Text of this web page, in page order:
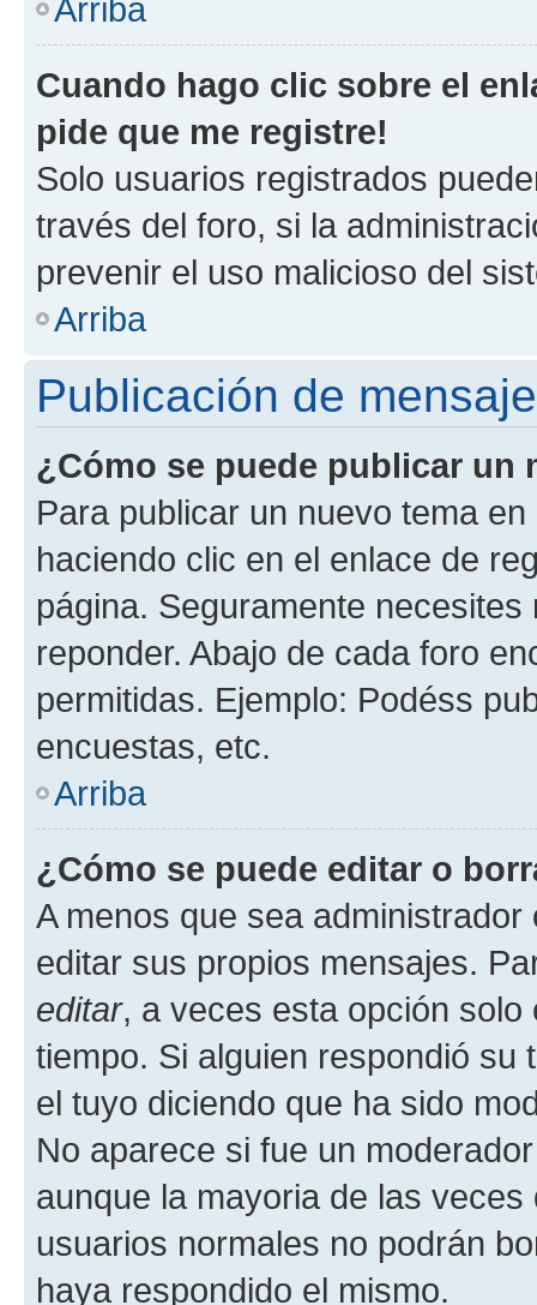
Arriba
Cuando hago clic sobre el
pide que me registre!
Solo usuarios registrados
través del foro, si la
prevenir el uso malicioso del
Arriba
Publicación de
¿Cómo se puede publicar un
Para publicar un nuevo tema
haciendo clic en el enlace de
página. Seguramente
reponder. Abajo de cada foro
permitidas. Ejemplo: Podéss
encuestas, etc.
Arriba
¿Cómo se puede editar o
A menos que sea
editar sus propios mensajes.
editar, a veces esta opción
tiempo. Si alguien respondió
el tuyo diciendo que ha sido
No aparece si fue un
aunque la mayoria de las
usuarios normales no podrán
haya respondido el mismo.